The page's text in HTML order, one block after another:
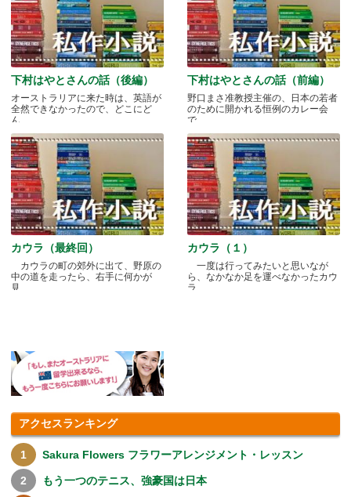
下村はやとさんの話（後編）
オーストラリアに来た時は、英語が
全然できなかったので、どこにど
ん.....
下村はやとさんの話（前編）
野口まさ准教授主催の、日本の若者
のために開かれる恒例のカレー会
で.....
カウラ（最終回）
カウラの町の郊外に出て、野原の
中の道を走ったら、右手に何かが
見.....
カウラ（１）
一度は行ってみたいと思いなが
ら、なかなか足を運べなかったカウ
ラ.....
アクセスランキング
Sakura Flowers フラワーアレンジメント・レッスン
もう一つのテニス、強豪国は日本